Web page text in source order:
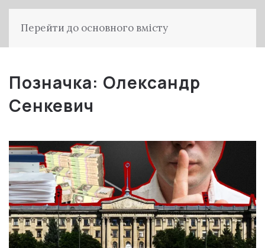
Перейти до основного вмісту
Позначка: Олександр
Сенкевич